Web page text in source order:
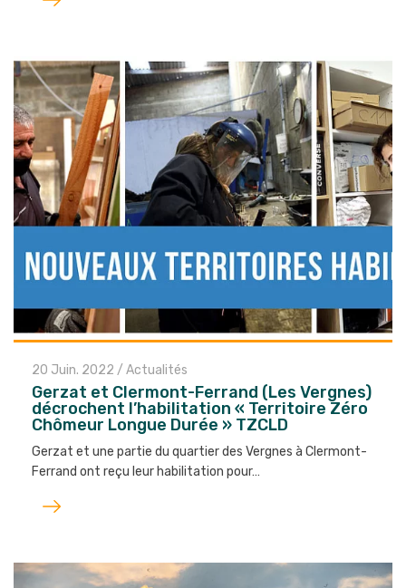
l'article
20 Juin. 2022 / Actualités
Gerzat et Clermont-Ferrand (Les Vergnes)
décrochent l’habilitation « Territoire Zéro
Chômeur Longue Durée » TZCLD
Gerzat et une partie du quartier des Vergnes à Clermont-
Ferrand ont reçu leur habilitation pour…
Lire